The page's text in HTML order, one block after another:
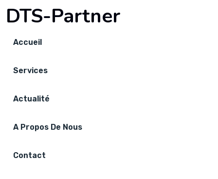
DTS-Partner
Accueil
Services
Actualité
A Propos De Nous
Contact